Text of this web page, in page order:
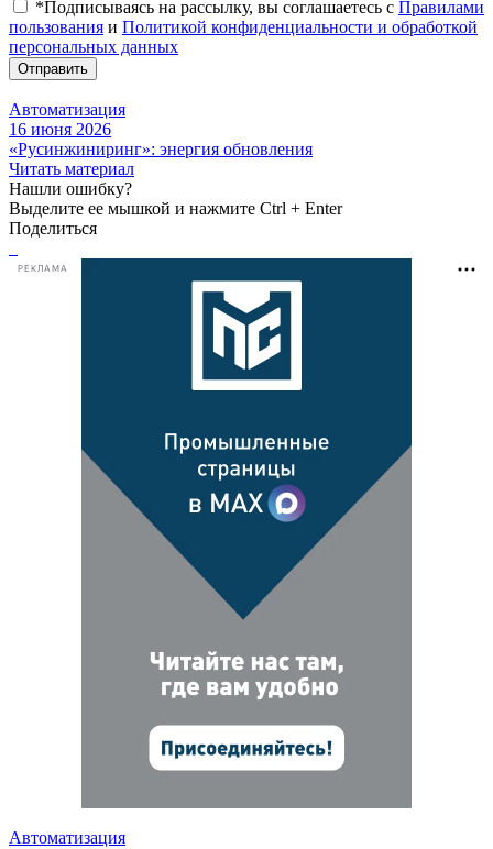
*Подписываясь на рассылку, вы соглашаетесь с Правилами
пользования и Политикой конфиденциальности и обработкой
персональных данных
Отправить
Автоматизация
16 июня 2026
«Русинжиниринг»: энергия обновления
Читать материал
Нашли ошибку?
Выделите ее мышкой и нажмите Ctrl + Enter
Поделиться
РЕКЛАМА
Автоматизация